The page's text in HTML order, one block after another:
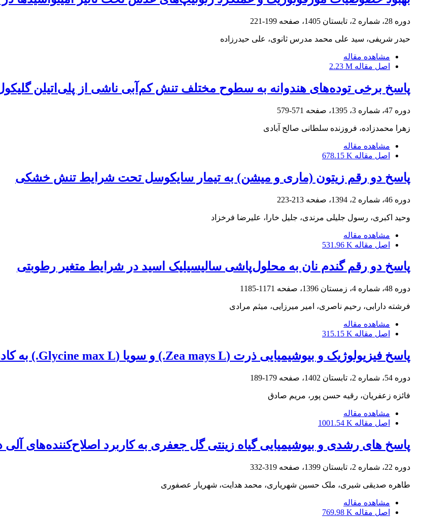
دوره 28، شماره 2، تابستان 1405، صفحه 199-221
حیدر شریفی، سید علی محمد مدرس ثانوی، علی حیدرزاده
مشاهده مقاله
اصل مقاله 2.23 M
پاسخ برخی توده‌های هندوانه به سطوح مختلف تنش کم‌آبی ناشی از پلی‌اتیلن
دوره 47، شماره 3، 1395، صفحه 571-579
زهرا محمدزاده، فروزنده سلطانی صالح آبادی
مشاهده مقاله
اصل مقاله 678.15 K
‌پاسخ دو رقم زیتون (ماری و میشن) به تیمار سایکوسل تحت شرایط تنش خشکی
دوره 46، شماره 2، 1394، صفحه 213-223
وحید اکبری، رسول جلیلی مرندی، جلیل خارا، علیرضا فرخزاد
مشاهده مقاله
اصل مقاله 531.96 K
پاسخ دو رقم گندم نان به محلول‌پاشی سالیسیلیک اسید در شرایط متغیر رطوبتی
دوره 48، شماره 4، زمستان 1396، صفحه 1171-1185
فرشته دارابی، رحیم ناصری، امیر میرزایی، میثم مرادی
مشاهده مقاله
اصل مقاله 315.15 K
پاسخ فیزیولوژیک و بیوشیمیایی ذرت (Zea mays L.) و سویا (Glycine max L.) به کادمیم در کشت مخلوط
دوره 54، شماره 2، تابستان 1402، صفحه 179-189
فائزه زعفریان، رقیه حسن پور، مریم صادق
مشاهده مقاله
اصل مقاله 1001.54 K
پاسخ های رشدی و بیوشیمیایی گیاه زینتی گل جعفری به کاربرد اصلاح‌کننده‌های آلی
دوره 22، شماره 2، تابستان 1399، صفحه 319-332
طاهره صدیقی شیری، ملک حسین شهریاری، محمد هدایت، شهریار عصفوری
مشاهده مقاله
اصل مقاله 769.98 K